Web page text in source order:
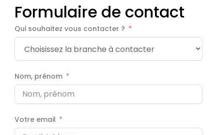
Formulaire de contact
Qui souhaitez vous contacter ?
Nom, prénom
Votre email